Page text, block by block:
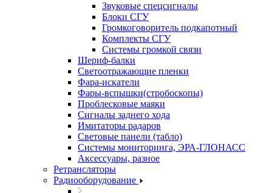
Звуковые спецсигналы
Блоки СГУ
Громкоговоритель подкапотный
Комплекты СГУ
Системы громкой связи
Шериф-балки
Светоотражающие пленки
Фара-искатели
Фары-вспышки(стробоскопы)
Проблесковые маяки
Сигналы заднего хода
Имитаторы радаров
Световые панели (табло)
Системы мониторинга, ЭРА-ГЛОНАСС
Аксессуары, разное
Ретрансляторы
Радиооборудование